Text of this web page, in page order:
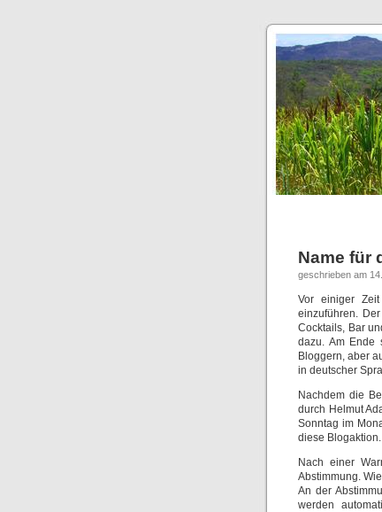
Name für
geschrieben am
Vor einiger
einzuführen.
Cocktails, Bar
dazu. Am Ende
Bloggern, aber
in deutscher
Nachdem die
durch Helmut
Sonntag im
diese Blogaktion.
Nach einer
Abstimmung.
An der
werden